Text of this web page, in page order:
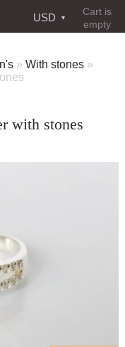
Cart is
empty
USD
» With stones »
with stones